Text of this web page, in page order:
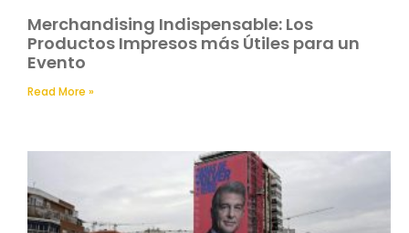
Merchandising Indispensable: Los
Productos Impresos más Útiles para un
Evento
Read More »